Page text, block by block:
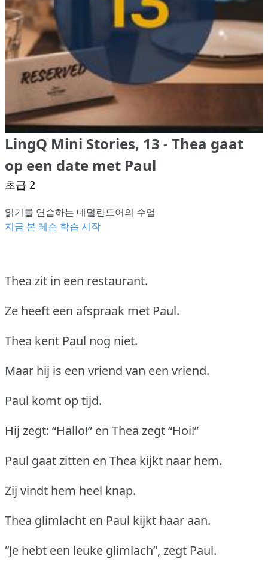
LingQ Mini Stories, 13 - Thea gaat
op een date met Paul
초급 2
읽기를 연습하는 네덜란드어의 수업
지금 본 레슨 학습 시작
Thea zit in een restaurant.
Ze heeft een afspraak met Paul.
Thea kent Paul nog niet.
Maar hij is een vriend van een vriend.
Paul komt op tijd.
Hij zegt: “Hallo!” en Thea zegt “Hoi!”
Paul gaat zitten en Thea kijkt naar hem.
Zij vindt hem heel knap.
Thea glimlacht en Paul kijkt haar aan.
“Je hebt een leuke glimlach”, zegt Paul.